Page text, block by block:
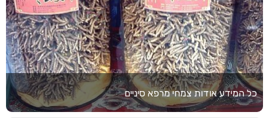
כל המידע אודות צמחי מרפא סיניים